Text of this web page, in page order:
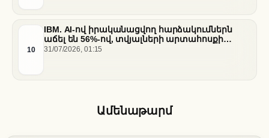
10
IBM. AI-ով իրականացվող հարձակումներն
աճել են 56%-ով, տվյալների արտահոսքի
ծախսերը հասել են ռեկորդային մակարդակի
31/07/2026, 01:15
Ամենաթարմ